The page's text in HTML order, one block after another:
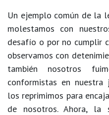
Un ejemplo común de la
molestamos con
desafío o por no cumplir
observamos con
también nosotros
conformistas en nuestra
los reprimimos para
de nosotros. Ahora, la